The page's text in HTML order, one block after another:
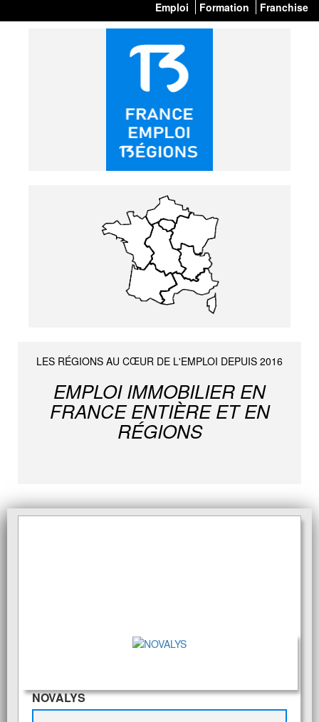
Emploi Formation Franchise
LES RÉGIONS AU CŒUR DE L'EMPLOI DEPUIS 2016
EMPLOI IMMOBILIER EN
FRANCE ENTIÈRE ET EN
RÉGIONS
NOVALYS